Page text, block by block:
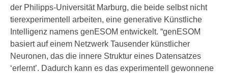
der Philipps-Universität Marburg, die beide selbst nicht
tierexperimentell arbeiten, eine generative Künstliche
Intelligenz namens genESOM entwickelt. “genESOM
basiert auf einem Netzwerk Tausender künstlicher
Neuronen, das die innere Struktur eines Datensatzes
‘erlernt’. Dadurch kann es das experimentell gewonnene